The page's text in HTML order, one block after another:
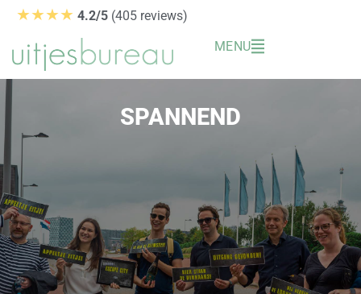
de
inhoud
★★★★ 4.2/5 (405 reviews)
MENU
SPANNEND